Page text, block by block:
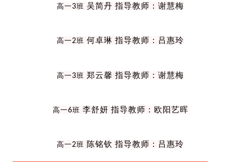
高一3班 吴简丹 指导教师：谢慧梅
高一2班 何卓琳 指导教师：吕惠玲
高一3班 郑云馨 指导教师：谢慧梅
高一6班 李舒妍 指导教师：欧阳艺晖
高一2班 陈铭钦 指导教师：吕惠玲